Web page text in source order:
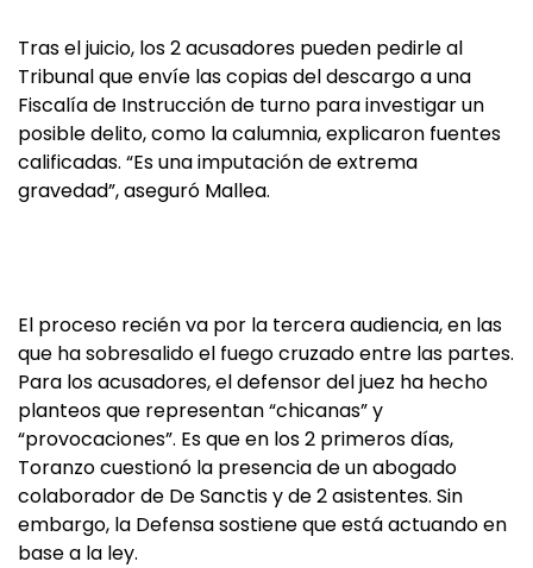
Tras el juicio, los 2 acusadores pueden pedirle al
Tribunal que envíe las copias del descargo a una
Fiscalía de Instrucción de turno para investigar un
posible delito, como la calumnia, explicaron fuentes
calificadas. “Es una imputación de extrema
gravedad”, aseguró Mallea.
El proceso recién va por la tercera audiencia, en las
que ha sobresalido el fuego cruzado entre las partes.
Para los acusadores, el defensor del juez ha hecho
planteos que representan “chicanas” y
“provocaciones”. Es que en los 2 primeros días,
Toranzo cuestionó la presencia de un abogado
colaborador de De Sanctis y de 2 asistentes. Sin
embargo, la Defensa sostiene que está actuando en
base a la ley.